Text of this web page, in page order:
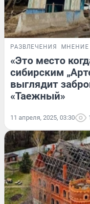
РАЗВЛЕЧЕНИЯ МНЕНИЕ
«Это место
сибирским
выглядит
«Таежный»
11 апреля, 2025, 03:30